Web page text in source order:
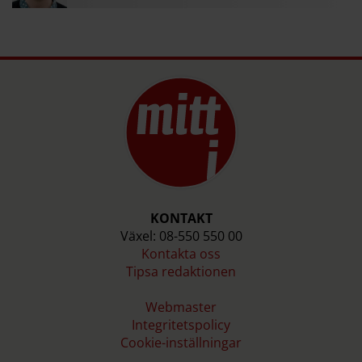
KONTAKT
Växel: 08-550 550 00
Kontakta oss
Tipsa redaktionen
Webmaster
Integritetspolicy
Cookie-inställningar